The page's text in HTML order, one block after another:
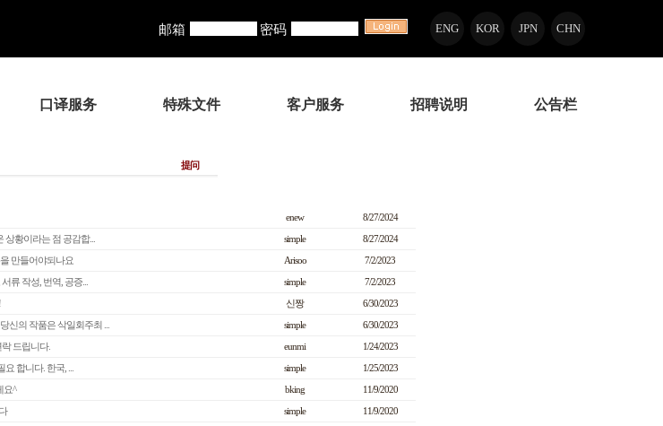
邮箱 密码 ENG KOR JPN CHN
口译服务 特殊文件 客户服务 招聘说明 公告栏
提问
enew
8/27/2024
황이라는 점 공감합... simple
8/27/2024
만들어야되나요 Arisoo
7/2/2023
류 작성, 번역, 공증... simple
7/2/2023
신짱
6/30/2023
신의 작품은 삭일회주최 ... simple
6/30/2023
드립니다. eunmi
1/24/2023
합니다. 한국, ... simple
1/25/2023
요^ bking
11/9/2020
simple
11/9/2020